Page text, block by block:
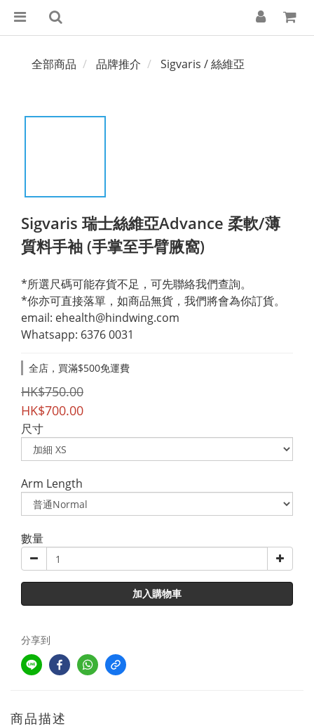
全部商品 品牌推介 Sigvaris / 絲維亞
Sigvaris 瑞士絲維亞Advance 柔軟/薄
質料手袖 (手掌至手臂腋窩)
*所選尺碼可能存貨不足，可先聯絡我們查詢。
*你亦可直接落單，如商品無貨，我們將會為你訂貨。
email: ehealth@hindwing.com
Whatsapp: 6376 0031
全店，買滿$500免運費
HK$750.00
HK$700.00
尺寸
Arm Length
數量
加入購物車
分享到
商品描述